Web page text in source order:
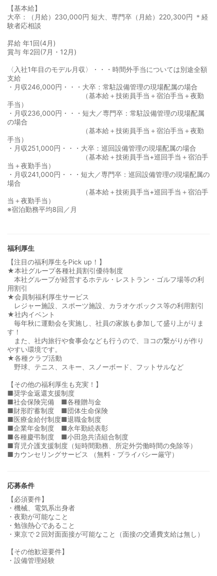
【基本給】
大卒：（月給）230,000円 短大、専門卒（月給）220,300円 ＊経
験者応相談
昇給 年1回(4月)
賞与 年2回(7月・12月)
〈入社1年目のモデル月収〉・・・時間外手当については別途全額
支給
・月収246,000円・・・大卒：常駐設備管理の現場配属の場合
（基本給＋技術員手当＋宿泊手当＋夜勤
手当）
・月収236,000円・・・短大／専門卒：常駐設備管理の現場配属
の場合
（基本給＋技術員手当＋宿泊手当＋夜勤
手当）
・月収251,000円・・・大卒：巡回設備管理の現場配属の場合
（基本給＋技術員手当+巡回手当＋宿泊手
当＋夜勤手当）
・月収241,000円・・・短大／専門卒：巡回設備管理の現場配属の
場合
（基本給＋技術員手当+巡回手当＋宿泊手
当＋夜勤手当）
※宿泊勤務平均8回／月
福利厚生
【注目の福利厚生をPick up！】
★本社グループ各種社員割引優待制度
本社グループが経営するホテル・レストラン・ゴルフ場等の利
用割引
★会員制福利厚生サービス
レジャー施設、スポーツ施設、カラオケボックス等の利用割引
★社内イベント
毎年秋に運動会を実施し、社員の家族も参加して盛り上がりま
す！
また、社内旅行や食事会なども行うので、ヨコの繋がりが作り
やすい環境です。
★各種クラブ活動
野球、テニス、スキー、スノーボード、フットサルなど
【その他の福利厚生も充実！】
■奨学金返還支援制度
■社会保険完備 ■各種贈与金
■財形貯蓄制度 ■団体生命保険
■医療金給付制度■退職金制度
■企業年金制度 ■永年勤続表彰
■各種慶弔制度 ■小田急共済組合制度
■育児介護支援制度（短時間勤務、所定外労働時間の免除等）
■カウンセリングサービス （無料・プライバシー厳守）
応募条件
【必須要件】
・機械、電気系出身者
・夜勤が可能なこと
・勉強熱心であること
・東京で２回対面面接が可能なこと（面接の交通費支給は無し）
【その他歓迎要件】
・設備管理経験